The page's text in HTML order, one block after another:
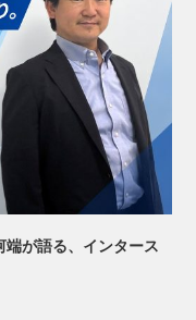
端が語る、インタース